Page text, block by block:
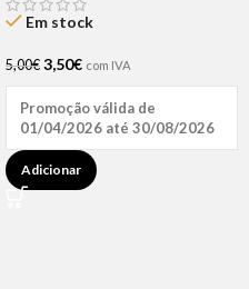
Em stock
5,00€ 3,50€ com IVA
Promoção válida de
01/04/2026 até 30/08/2026
Adicionar